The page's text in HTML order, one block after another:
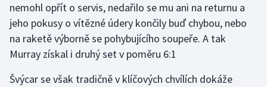
Parasport
Plavání
nemohl opřít o servis, nedařilo se mu ani na returnu a
jeho pokusy o vítězné údery končily buď chybou, nebo
na raketě výborně se pohybujícího soupeře. A tak
Murray získal i druhý set v poměru 6:1
Švýcar se však tradičně v klíčových chvílích dokáže